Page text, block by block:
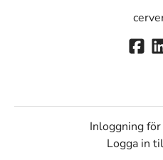
Inloggning
Logga in